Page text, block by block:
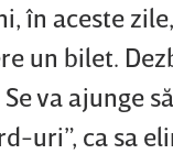
în aceste
un bilet.
va ajunge
uri”, ca sa